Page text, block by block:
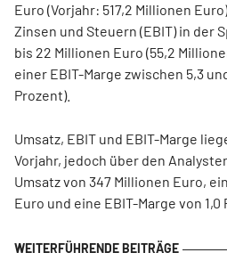
Euro (Vorjahr: 517,2 Millionen
Zinsen und Steuern (EBIT) in der
bis 22 Millionen Euro (55,2
einer EBIT-Marge zwischen 5,3
Prozent).
Umsatz, EBIT und EBIT-Marge
Vorjahr, jedoch über den
Umsatz von 347 Millionen Euro,
Euro und eine EBIT-Marge von